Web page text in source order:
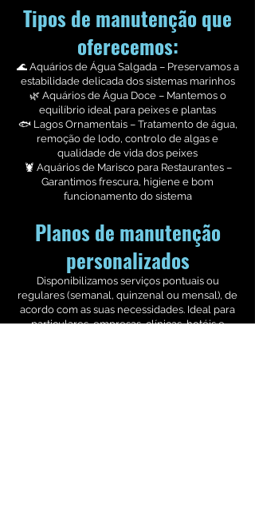
Tipos de manutenção que
oferecemos:
🌊 Aquários de Água Salgada – Preservamos a
estabilidade delicada dos sistemas marinhos
🌿 Aquários de Água Doce – Mantemos o
equilíbrio ideal para peixes e plantas
🐟 Lagos Ornamentais – Tratamento de água,
remoção de lodo, controlo de algas e
qualidade de vida dos peixes
🦞 Aquários de Marisco para Restaurantes –
Garantimos frescura, higiene e bom
funcionamento do sistema
Planos de manutenção
personalizados
Disponibilizamos serviços pontuais ou
regulares (semanal, quinzenal ou mensal), de
acordo com as suas necessidades. Ideal para
particulares, empresas, clínicas, hotéis e